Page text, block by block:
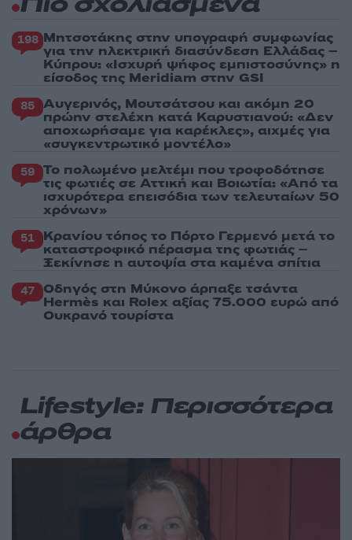
Πιο σχολιασμένα
198 Μητσοτάκης στην υπογραφή συμφωνίας
για την ηλεκτρική διασύνδεση Ελλάδας –
Κύπρου: «Ισχυρή ψήφος εμπιστοσύνης» η
είσοδος της Meridiam στην GSI
85 Αυγερινός, Μουτσάτσου και ακόμη 20
πρώην στελέχη κατά Καρυστιανού: «Δεν
αποχωρήσαμε για καρέκλες», αιχμές για
«συγκεντρωτικό μοντέλο»
59 Το πολωμένο μελτέμι που τροφοδότησε
τις φωτιές σε Αττική και Βοιωτία: «Από τα
ισχυρότερα επεισόδια των τελευταίων 50
χρόνων»
51 Κρανίου τόπος το Πόρτο Γερμενό μετά το
καταστροφικό πέρασμα της φωτιάς –
Ξεκίνησε η αυτοψία στα καμένα σπίτια
47 Οδηγός στη Μύκονο άρπαξε τσάντα
Hermès και Rolex αξίας 75.000 ευρώ από
Ουκρανό τουρίστα
Lifestyle: Περισσότερα
άρθρα